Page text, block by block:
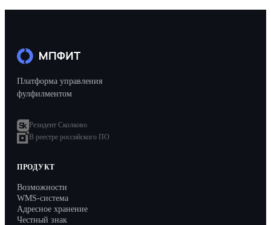
Платформа управления
фулфилментом
Резидент Сколково
В реестре российского ПО
ПРОДУКТ
Возможности
WMS-система
Адресное хранение
Честный знак